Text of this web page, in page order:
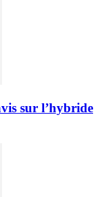
sur l’hybride